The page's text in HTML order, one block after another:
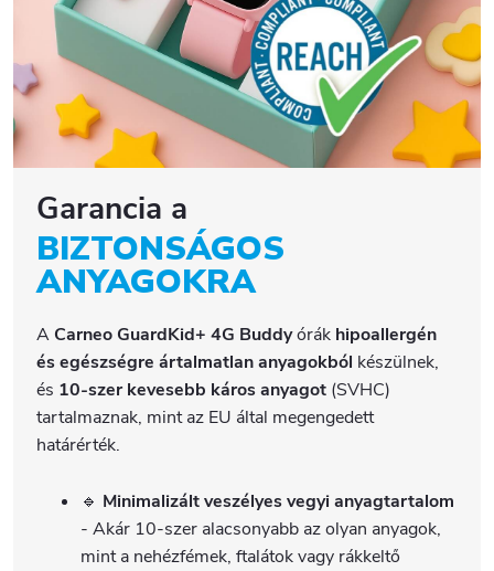
Garancia a
BIZTONSÁGOS
ANYAGOKRA
ACarneo GuardKid+ 4G Buddyórák hipoallergén
és egészségre ártalmatlan anyagokból készülnek,
és 10-szer kevesebb káros anyagot (SVHC)
tartalmaznak, mint az EU által megengedett
határérték.
🔹 Minimalizált veszélyes vegyi anyagtartalom
- Akár 10-szer alacsonyabb az olyan anyagok,
mint a nehézfémek, ftalátok vagy rákkeltő